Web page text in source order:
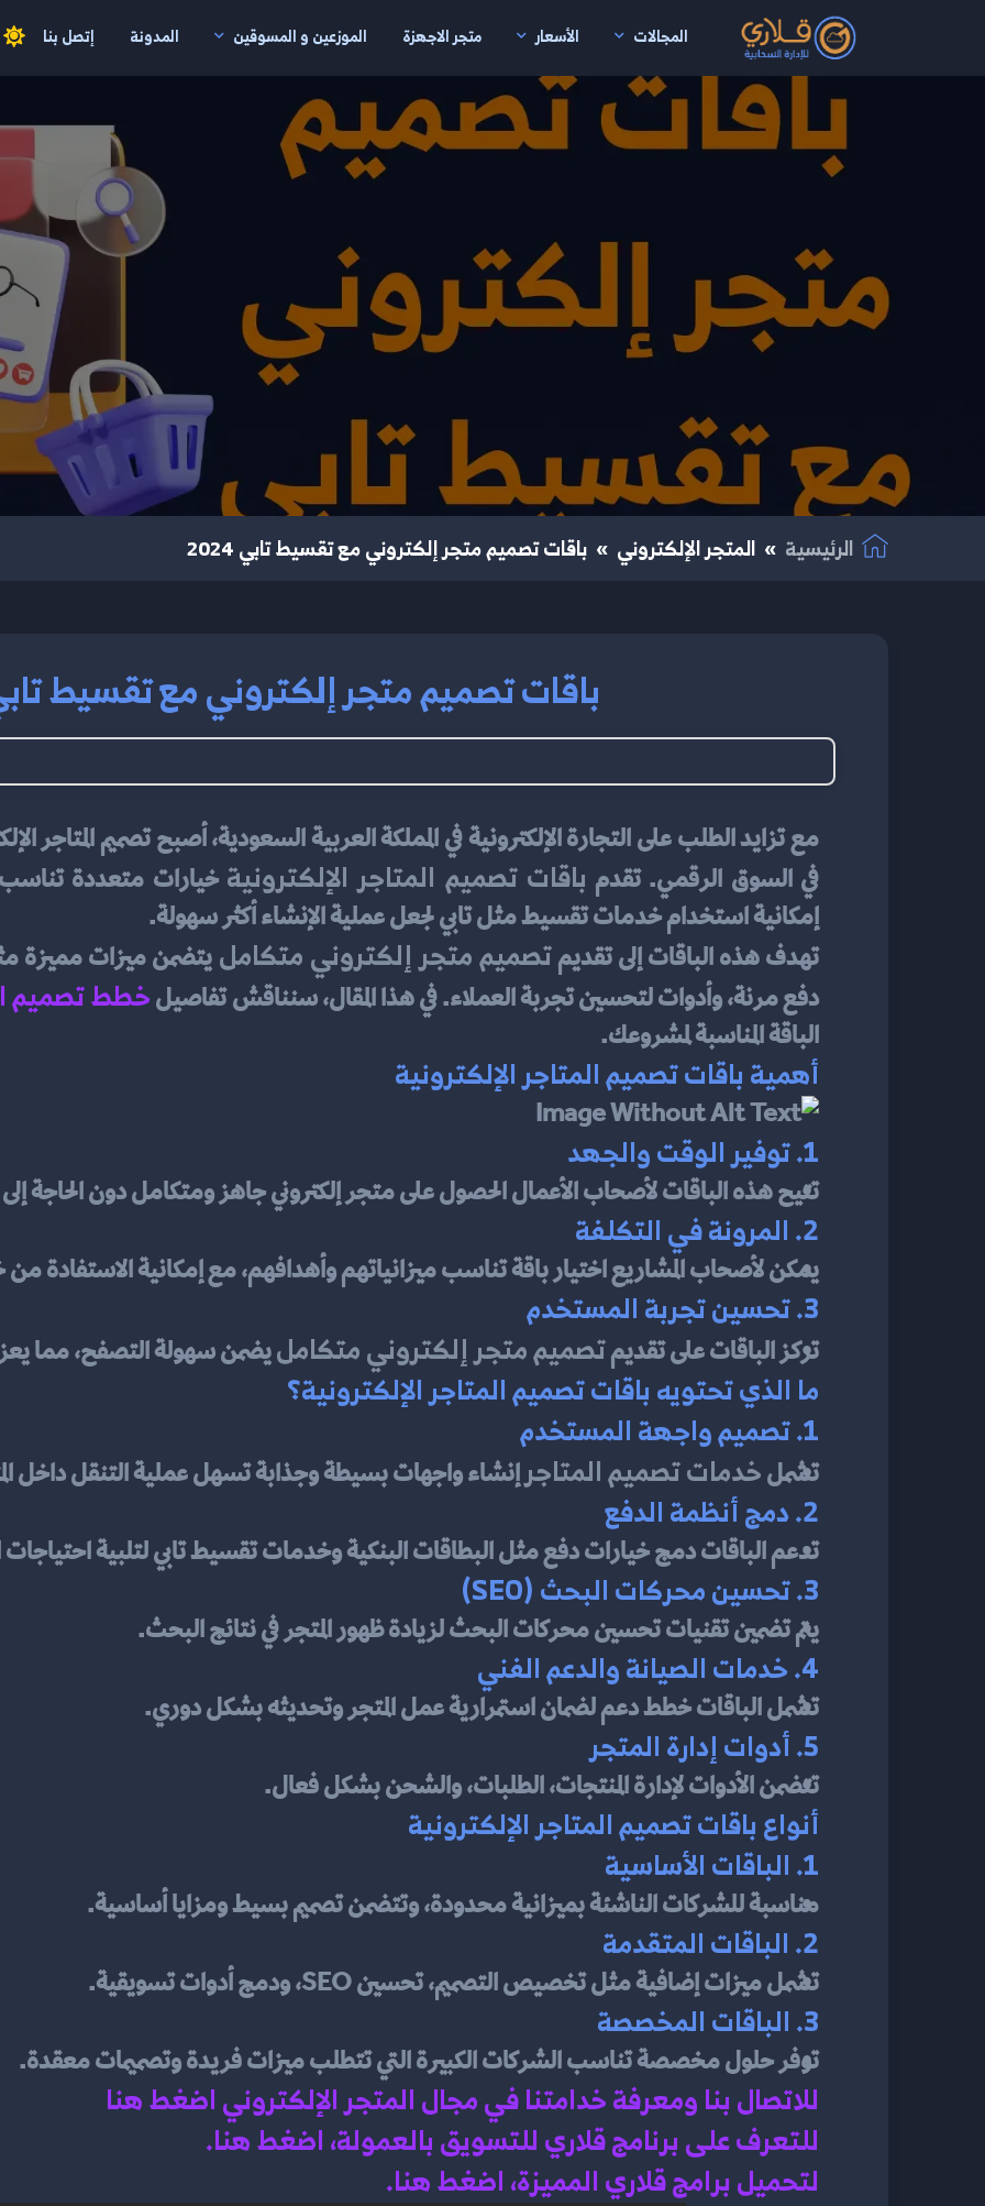
المجالات الأسعار متجر الاجهزة الموزعين و المسوقين المدونة إتصل بنا
انتقال إلى المحتوى الرئيسي
الرئيسية المتجر الإلكتروني باقات تصميم متجر إلكتروني مع تقسيط تابي 2024
باقات تصميم متجر إلكتروني مع تقسيط تابي
في السوق الرقمي. تقدم باقات تصميم المتاجر الإلكترونية
إمكانية استخدام خدمات تقسيط مثل تابي لجعل عملية الإنشاء أكثر سهولة.
تهدف هذه الباقات إلى تقديم تصميم متجر إلكتروني متكامل
دفع مرنة، وأدوات لتحسين تجربة العملاء. في هذا المقال، سنناقش تفاصيل خطط تصميم
الباقة المناسبة لمشروعك.
أهمية باقات تصميم المتاجر الإلكترونية
1. توفير الوقت والجهد
تتيح هذه الباقات لأصحاب الأعمال الحصول على متجر إلكتروني جاهز ومتكامل دون الحاجة
2. المرونة في التكلفة
يمكن لأصحاب المشاريع اختيار باقة تناسب ميزانياتهم وأهدافهم، مع إمكانية الاستفادة
3. تحسين تجربة المستخدم
تركز الباقات على تقديم تصميم متجر إلكتروني متكامل يضمن سهولة التصفح، مما
ما الذي تحتويه باقات تصميم المتاجر الإلكترونية؟
1. تصميم واجهة المستخدم
تشمل خدمات تصميم المتاجر إنشاء واجهات بسيطة وجذابة تسهل عملية التنقل داخل
2. دمج أنظمة الدفع
تدعم الباقات دمج خيارات دفع مثل البطاقات البنكية وخدمات تقسيط تابي لتلبية احتياجات
3. تحسين محركات البحث (SEO)
يتم تضمين تقنيات تحسين محركات البحث لزيادة ظهور المتجر في نتائج البحث.
4. خدمات الصيانة والدعم الفني
تشمل الباقات خطط دعم لضمان استمرارية عمل المتجر وتحديثه بشكل دوري.
5. أدوات إدارة المتجر
تتضمن الأدوات لإدارة المنتجات، الطلبات، والشحن بشكل فعال.
أنواع باقات تصميم المتاجر الإلكترونية
1. الباقات الأساسية
مناسبة للشركات الناشئة بميزانية محدودة، وتتضمن تصميم بسيط ومزايا أساسية.
2. الباقات المتقدمة
تشمل ميزات إضافية مثل تخصيص التصميم، تحسين SEO، ودمج أدوات تسويقية.
3. الباقات المخصصة
توفر حلول مخصصة تناسب الشركات الكبيرة التي تتطلب ميزات فريدة وتصميمات معقدة.
للاتصال بنا ومعرفة خدامتنا في مجال المتجر الإلكتروني اضغط هنا
للتعرف على برنامج قلاري للتسويق بالعمولة، اضغط هنا.
لتحميل برامج قلاري المميزة، اضغط هنا.